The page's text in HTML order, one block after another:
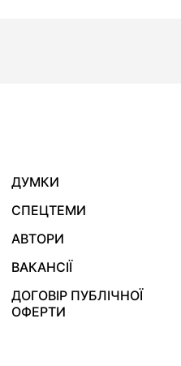
ДУМКИ
СПЕЦТЕМИ
АВТОРИ
ВАКАНСІЇ
ДОГОВІР ПУБЛІЧНОЇ
ОФЕРТИ